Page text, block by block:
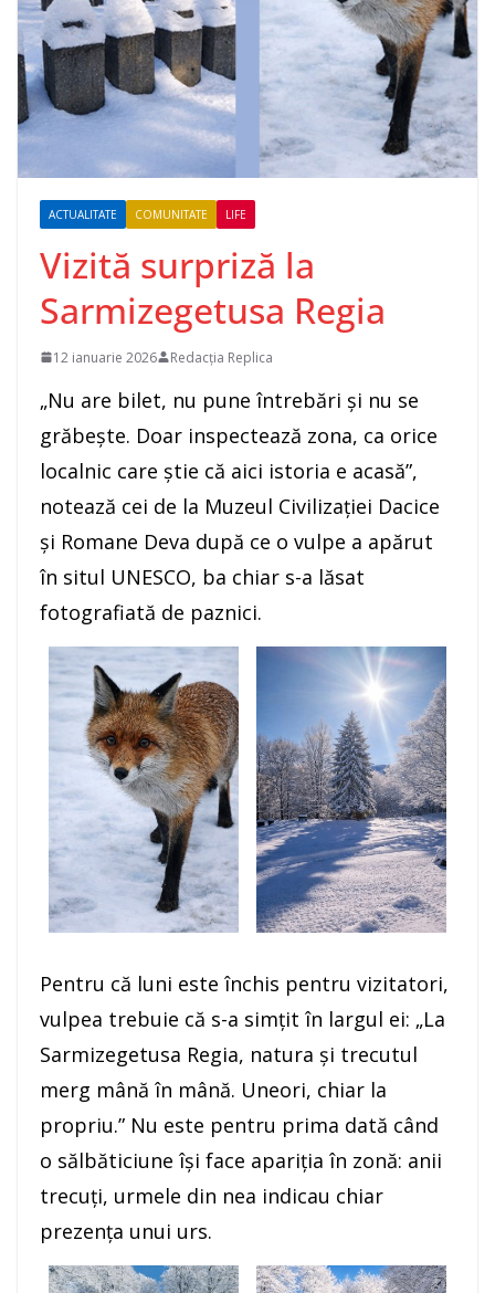
ACTUALITATE COMUNITATE LIFE
Vizită surpriză la
Sarmizegetusa Regia
12 ianuarie 2026 Redacția Replica
„Nu are bilet, nu pune întrebări și nu se
grăbește. Doar inspectează zona, ca orice
localnic care știe că aici istoria e acasă”,
notează cei de la Muzeul Civilizației Dacice
și Romane Deva după ce o vulpe a apărut
în situl UNESCO, ba chiar s-a lăsat
fotografiată de paznici.
Pentru că luni este închis pentru vizitatori,
vulpea trebuie că s-a simțit în largul ei: „La
Sarmizegetusa Regia, natura și trecutul
merg mână în mână. Uneori, chiar la
propriu.” Nu este pentru prima dată când
o sălbăticiune își face apariția în zonă: anii
trecuți, urmele din nea indicau chiar
prezența unui urs.